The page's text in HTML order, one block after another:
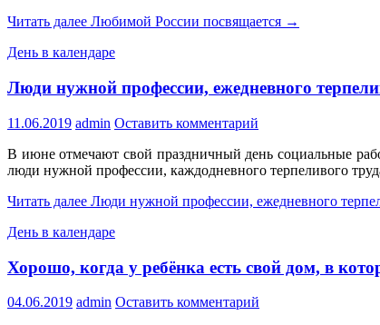
Читать далее Любимой России посвящается →
День в календаре
Люди нужной профессии, ежедневного
11.06.2019 admin Оставить комментарий
В июне отмечают свой праздничный день социальные
люди нужной профессии, каждодневного терпеливого
Читать далее Люди нужной профессии, ежедневного
День в календаре
Хорошо, когда у ребёнка есть свой дом, в
04.06.2019 admin Оставить комментарий